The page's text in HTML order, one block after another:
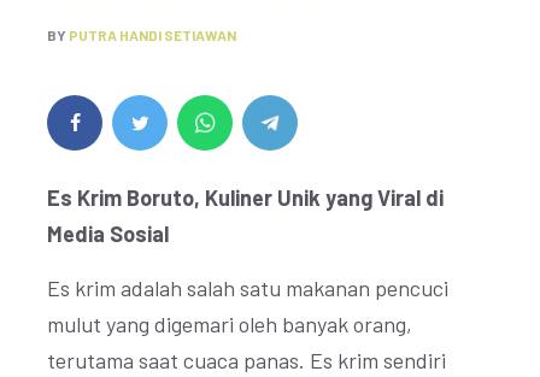
BY PUTRA HANDI SETIAWAN
Es Krim Boruto, Kuliner Unik yang Viral di
Media Sosial
Es krim adalah salah satu makanan pencuci
mulut yang digemari oleh banyak orang,
terutama saat cuaca panas. Es krim sendiri